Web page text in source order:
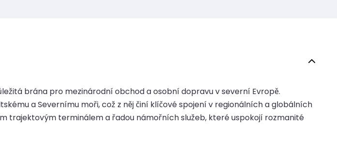
brána pro mezinárodní obchod a osobní dopravu v severní Evropě.
a Severnímu moři, což z něj činí klíčové spojení v regionálních a globálních
trajektovým terminálem a řadou námořních služeb, které uspokojí rozmanité